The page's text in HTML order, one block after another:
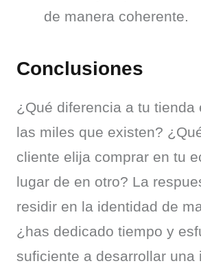
de manera coherente.
Conclusiones
¿Qué diferencia a tu tienda
las miles que existen?
cliente elija comprar en tu
lugar de en otro? La
residir en la identidad de
¿has dedicado tiempo y
suficiente a desarrollar una